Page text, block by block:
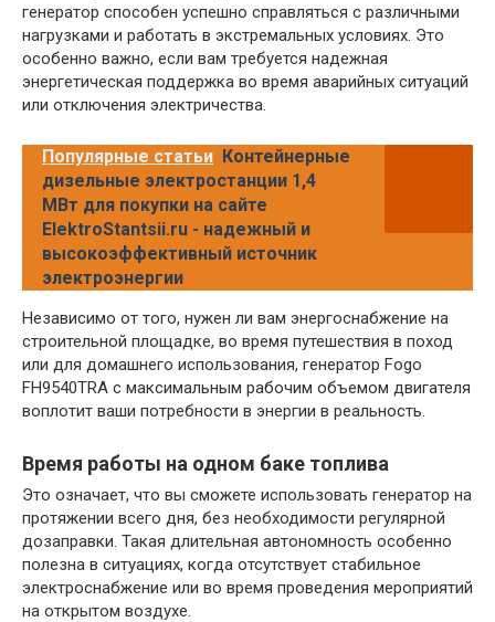
генератор способен успешно справляться с различными
нагрузками и работать в экстремальных условиях. Это
особенно важно, если вам требуется надежная
энергетическая поддержка во время аварийных ситуаций
или отключения электричества.
Популярные статьи Контейнерные
дизельные электростанции 1,4
МВт для покупки на сайте
ElektroStantsii.ru - надежный и
высокоэффективный источник
электроэнергии
Независимо от того, нужен ли вам энергоснабжение на
строительной площадке, во время путешествия в поход
или для домашнего использования, генератор Fogo
FH9540TRA с максимальным рабочим объемом двигателя
воплотит ваши потребности в энергии в реальность.
Время работы на одном баке топлива
Это означает, что вы сможете использовать генератор на
протяжении всего дня, без необходимости регулярной
дозаправки. Такая длительная автономность особенно
полезна в ситуациях, когда отсутствует стабильное
электроснабжение или во время проведения мероприятий
на открытом воздухе.